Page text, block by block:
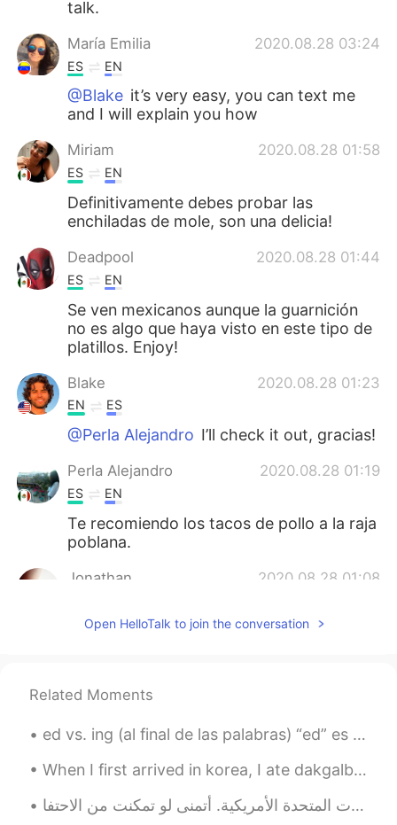
talk.
María Emilia 2020.08.28 03:24
ES EN
@Blake it’s very easy, you can text me
and I will explain you how
Miriam 2020.08.28 01:58
ES EN
Definitivamente debes probar las
enchiladas de mole, son una delicia!
Deadpool 2020.08.28 01:44
ES EN
Se ven mexicanos aunque la guarnición
no es algo que haya visto en este tipo de
platillos. Enjoy!
Blake 2020.08.28 01:23
EN ES
@Perla Alejandro I’ll check it out, gracias!
Perla Alejandro 2020.08.28 01:19
ES EN
Te recomiendo los tacos de pollo a la raja
poblana.
Jonathan 2020.08.28 01:08
@Blakegood luck!! Go ahead.
ES
tinto 🍷
ISA 2020.08.28 01:07
ES
Open HelloTalk to join the conversation
Related Moments
ed vs. ing (al final de las palabras) “ed” es tiempo pasado. “I asked””yo pregunté”. “ing” es tie...
When I first arrived in korea, I ate dakgalbi with my friend from Sweden and we thought we were f...